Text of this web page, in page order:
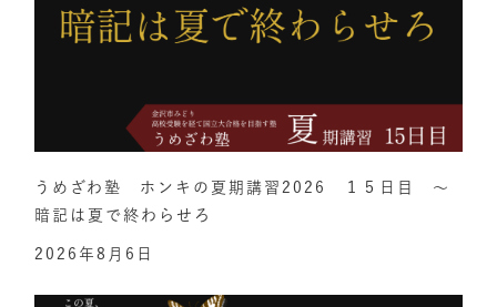
うめざわ塾 ホンキの夏期講習2026 １５日目 ～
暗記は夏で終わらせろ
2026年8月6日